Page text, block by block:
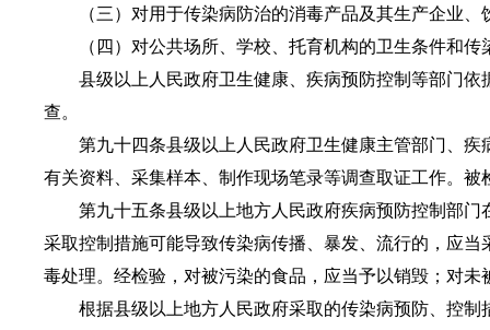
（三）对用于传染病防治的消毒产品及其生产企业、
（四）对公共场所、学校、托育机构的卫生条件和传
县级以上人民政府卫生健康、疾病预防控制等部门依
查。
第九十四条县级以上人民政府卫生健康主管部门、疾
有关资料、采集样本、制作现场笔录等调查取证工作。
第九十五条县级以上地方人民政府疾病预防控制部门
采取控制措施可能导致传染病传播、暴发、流行的，应
毒处理。经检验，对被污染的食品，应当予以销毁；对
根据县级以上地方人民政府采取的传染病预防、控制